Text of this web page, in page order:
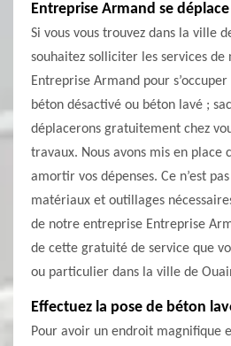
Entreprise Armand se
Si vous vous trouvez dans la ville
souhaitez solliciter les services
Entreprise Armand pour
béton désactivé ou béton lavé ;
déplacerons gratuitement chez
travaux. Nous avons mis en place
amortir vos dépenses. Ce n’est
matériaux et outillages
de notre entreprise Entreprise
de cette gratuité de service que
ou particulier dans la ville de
Effectuez la pose de béton
Pour avoir un endroit magnifique